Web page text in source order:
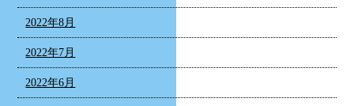
2022年8月
2022年7月
2022年6月